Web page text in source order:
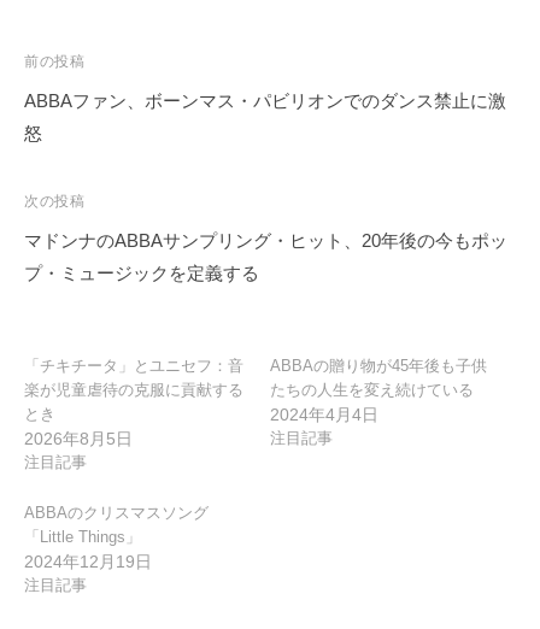
投
稿
ナ
ゲ
ー
シ
前の投稿
ABBAファン、ボーンマス・パビリオンでのダンス禁止に激
怒
次の投稿
マドンナのABBAサンプリング・ヒット、20年後の今もポッ
プ・ミュージックを定義する
「チキチータ」とユニセフ：音
楽が児童虐待の克服に貢献する
とき
2026年8月5日
注目記事
ABBAの贈り物が45年後も子供
たちの人生を変え続けている
2024年4月4日
注目記事
ABBAのクリスマスソング
「Little Things」
2024年12月19日
注目記事